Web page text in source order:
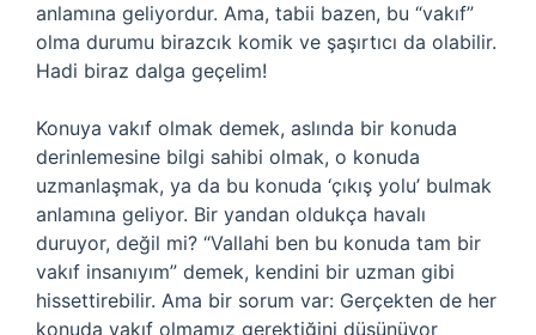
anlamına geliyordur. Ama, tabii bazen, bu “vakıf”
olma durumu birazcık komik ve şaşırtıcı da olabilir.
Hadi biraz dalga geçelim!
Konuya vakıf olmak demek, aslında bir konuda
derinlemesine bilgi sahibi olmak, o konuda
uzmanlaşmak, ya da bu konuda ‘çıkış yolu’ bulmak
anlamına geliyor. Bir yandan oldukça havalı
duruyor, değil mi? “Vallahi ben bu konuda tam bir
vakıf insanıyım” demek, kendini bir uzman gibi
hissettirebilir. Ama bir sorum var: Gerçekten de her
konuda vakıf olmamız gerektiğini düşünüyor